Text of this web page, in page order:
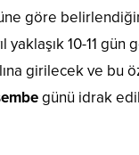
göre
yaklaşık 10-11 gün
girilecek ve bu
günü idrak